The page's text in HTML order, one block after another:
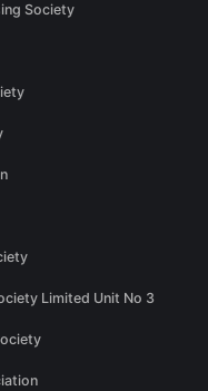
Society
Limited Unit No 3